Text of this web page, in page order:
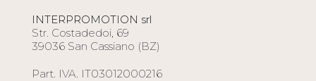
INTERPROMOTION srl
Str. Costadedoi, 69
39036 San Cassiano (BZ)
Part. IVA. IT03012000216